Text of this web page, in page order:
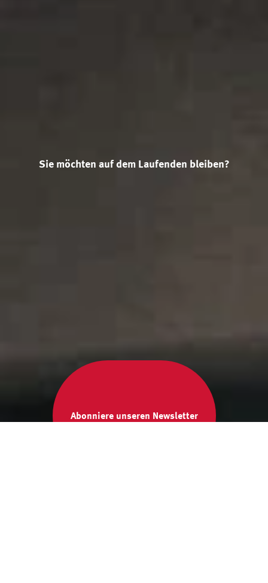
Sie möchten auf dem Laufenden bleiben?
Abonniere unseren Newsletter